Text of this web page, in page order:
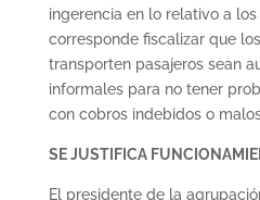
ingerencia en lo relativo a
corresponde fiscalizar que
transporten pasajeros sean
informales para no tener
con cobros indebidos o
SE JUSTIFICA
El presidente de la